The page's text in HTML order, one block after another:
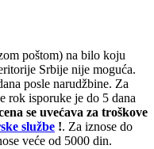
poštom) na bilo koju
Srbije nije moguća.
posle narudžbine. Za
rok isporuke je do 5 dana
se uvećava za troškove
službe !. Za iznose do
veće od 5000 din.